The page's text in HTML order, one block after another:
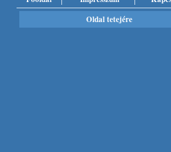
Oldal tetejére